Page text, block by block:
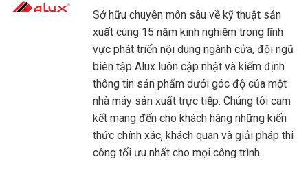
Sở hữu chuyên môn sâu về kỹ thuật sản
xuất cùng 15 năm kinh nghiệm trong lĩnh
vực phát triển nội dung ngành cửa, đội ngũ
biên tập Alux luôn cập nhật và kiểm định
thông tin sản phẩm dưới góc độ của một
nhà máy sản xuất trực tiếp. Chúng tôi cam
kết mang đến cho khách hàng những kiến
thức chính xác, khách quan và giải pháp thi
công tối ưu nhất cho mọi công trình.